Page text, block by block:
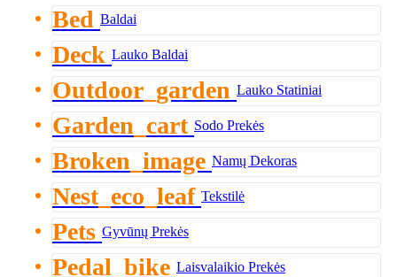
Bed Baldai
Deck Lauko Baldai
Outdoor_garden Lauko Statiniai
Garden_cart Sodo Prekės
Broken_image Namų Dekoras
Nest_eco_leaf Tekstilė
Pets Gyvūnų Prekės
Pedal_bike Laisvalaikio Prekės